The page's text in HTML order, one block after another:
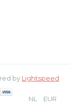
by Lightspeed
NL EUR